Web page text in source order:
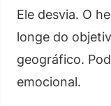
Ele desvia. O
longe do
geográfico.
emocional.